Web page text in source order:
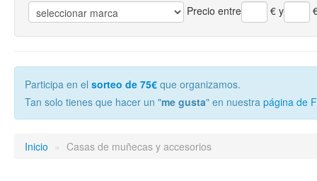
Precio entre €y
Participa en el sorteo de 75€ que organizamos.
Tan solo tienes que hacer un "me gusta" en nuestra página de
Inicio » Casas de muñecas y accesorios